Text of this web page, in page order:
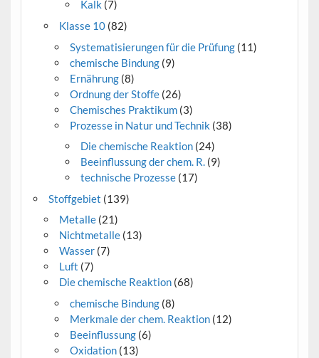
Kalk (7)
Klasse 10(82)
Systematisierungen für die Prüfung (11)
chemische Bindung (9)
Ernährung (8)
Ordnung der Stoffe (26)
Chemisches Praktikum (3)
Prozesse in Natur und Technik (38)
Die chemische Reaktion (24)
Beeinflussung der chem. R. (9)
technische Prozesse (17)
Stoffgebiet (139)
Metalle(21)
Nichtmetalle(13)
Wasser(7)
Luft (7)
Die chemische Reaktion(68)
chemische Bindung (8)
Merkmale der chem. Reaktion (12)
Beeinflussung (6)
Oxidation (13)